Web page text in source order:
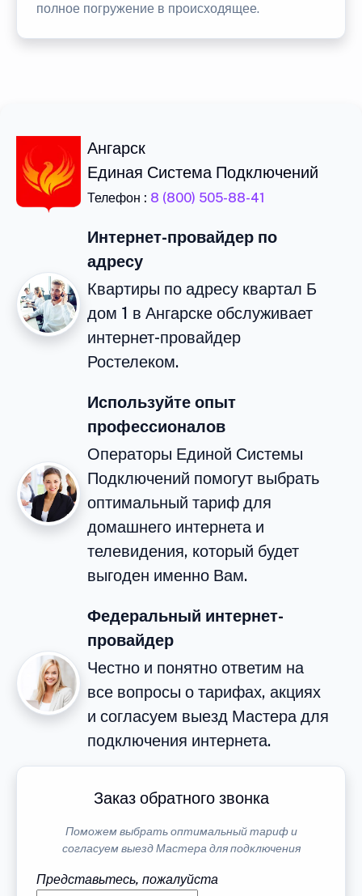
полное погружение в происходящее.
Ангарск
Единая Система Подключений
Телефон : 8 (800) 505-88-41
Интернет-провайдер по
адресу
Квартиры по адресу квартал Б
дом 1 в Ангарске обслуживает
интернет-провайдер
Ростелеком.
Используйте опыт
профессионалов
Операторы Единой Системы
Подключений помогут выбрать
оптимальный тариф для
домашнего интернета и
телевидения, который будет
выгоден именно Вам.
Федеральный интернет-
провайдер
Честно и понятно ответим на
все вопросы о тарифах, акциях
и согласуем выезд Мастера для
подключения интернета.
Заказ обратного звонка
Поможем выбрать оптимальный тариф и
согласуем выезд Мастера для подключения
Представьтесь, пожалуйста